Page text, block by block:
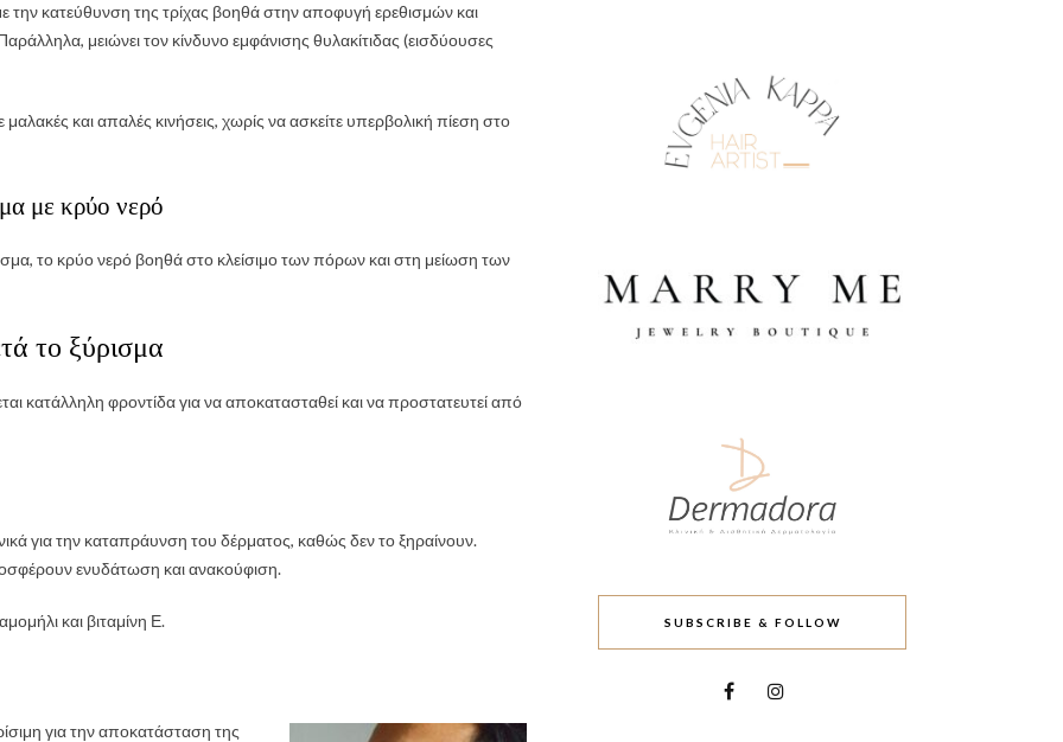
την κατεύθυνση της τρίχας βοηθά στην αποφυγή ερεθισμών και
μειώνει τον κίνδυνο εμφάνισης θυλακίτιδας (εισδύουσες
μαλακές και απαλές κινήσεις, χωρίς να ασκείτε υπερβολική πίεση στο
με κρύο νερό
το κρύο νερό βοηθά στο κλείσιμο των πόρων και στη μείωση των
το ξύρισμα
κατάλληλη φροντίδα για να αποκατασταθεί και να προστατευτεί από
για την καταπράυνση του δέρματος, καθώς δεν το ξηραίνουν.
ενυδάτωση και ανακούφιση.
και βιταμίνη Ε.
για την αποκατάσταση της
SUBSCRIBE & FOLLOW